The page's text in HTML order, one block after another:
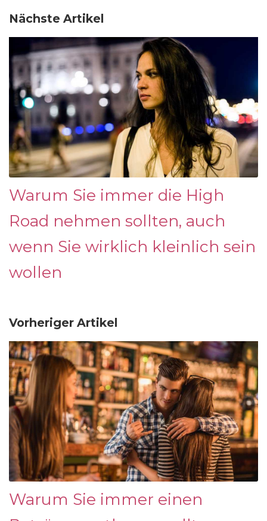
Nächste Artikel
Warum Sie immer die High
Road nehmen sollten, auch
wenn Sie wirklich kleinlich sein
wollen
Vorheriger Artikel
Warum Sie immer einen